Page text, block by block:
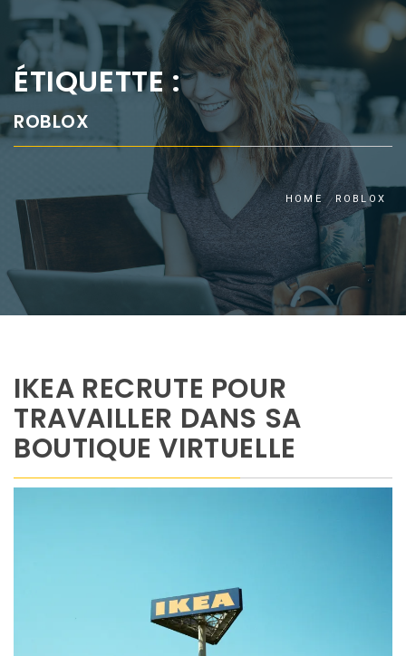
ÉTIQUETTE :
ROBLOX
HOME ROBLOX
IKEA RECRUTE POUR
TRAVAILLER DANS SA
BOUTIQUE VIRTUELLE